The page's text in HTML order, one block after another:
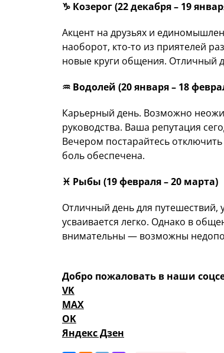
♑️ Козерог (22 декабря – 19
Акцент на друзьях и
наоборот, кто-то из приятелей
новые круги общения. Отличный
♒️ Водолей (20 января – 18
Карьерный день. Возможно
руководства. Ваша репутация
Вечером постарайтесь
боль обеспечена.
♓️ Рыбы (19 февраля – 20 марта)
Отличный день для
усваивается легко. Однако в
внимательны — возможны
Добро пожаловать в наши
VK
MAX
OK
Яндекс Дзен